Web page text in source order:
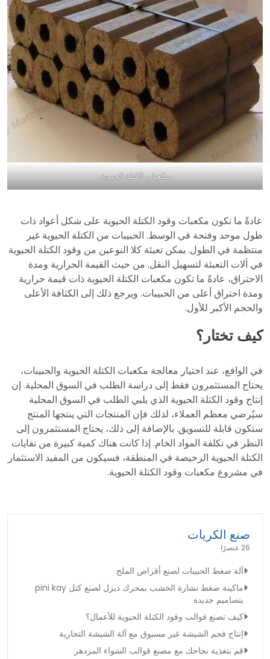
مكعبات الكتلة الحيوية
عادةً ما تكون مكعبات وقود الكتلة الحيوية على شكل أعواد ذات
طول موحد وفتحة في الوسط. الحبيبات من الكتلة الحيوية غير
منتظمة في الطول. يمكن تعبئة كلا النوعين من وقود الكتلة الحيوية
في آلات التعبئة لتسهيل النقل. من حيث القيمة الحرارية ومدة
الاحتراق، عادةً ما تكون مكعبات الكتلة الحيوية ذات قيمة حرارية
ومدة احتراق أعلى من الحبيبات. ويرجع ذلك إلى الكثافة الأعلى
والحجم الأكبر للأول.
كيف تختار؟
في الواقع، عند اختيار معالجة مكعبات الكتلة الحيوية والحبيبات،
يحتاج المستثمرون فقط إلى دراسة الطلب في السوق المحلية. إن
إنتاج وقود الكتلة الحيوية الذي يلبي الطلب في السوق المحلية
سيُرضي معظم العملاء، لذلك فإن المنتجات التي ينتجها المنتج
ستكون قابلة للتسويق. بالإضافة إلى ذلك، يحتاج المستثمرون إلى
النظر في تكلفة المواد الخام. إذا كانت هناك كمية كبيرة من نفايات
الكتلة الحيوية الرخيصة في المنطقة، فسيكون من المفيد الاستثمار
في مشروع مكعبات وقود الكتلة الحيوية.
صنع الكريات
26 عنصرًا
آلة ضغط الحبيبات لصنع أقراص الملح
ماكينة ضغط نشارة الخشب بمحرك ديزل لصنع كتل pini kay
بتصاميم جديدة
كيف تصنع قوالب وقود الكتلة الحيوية للأعمال؟
إنتاج فحم الشيشة غير مسبوق مع آلة الشيشة التجارية
قم بتغذية نجاحك مع مصنع قوالب الشواء المزدهر